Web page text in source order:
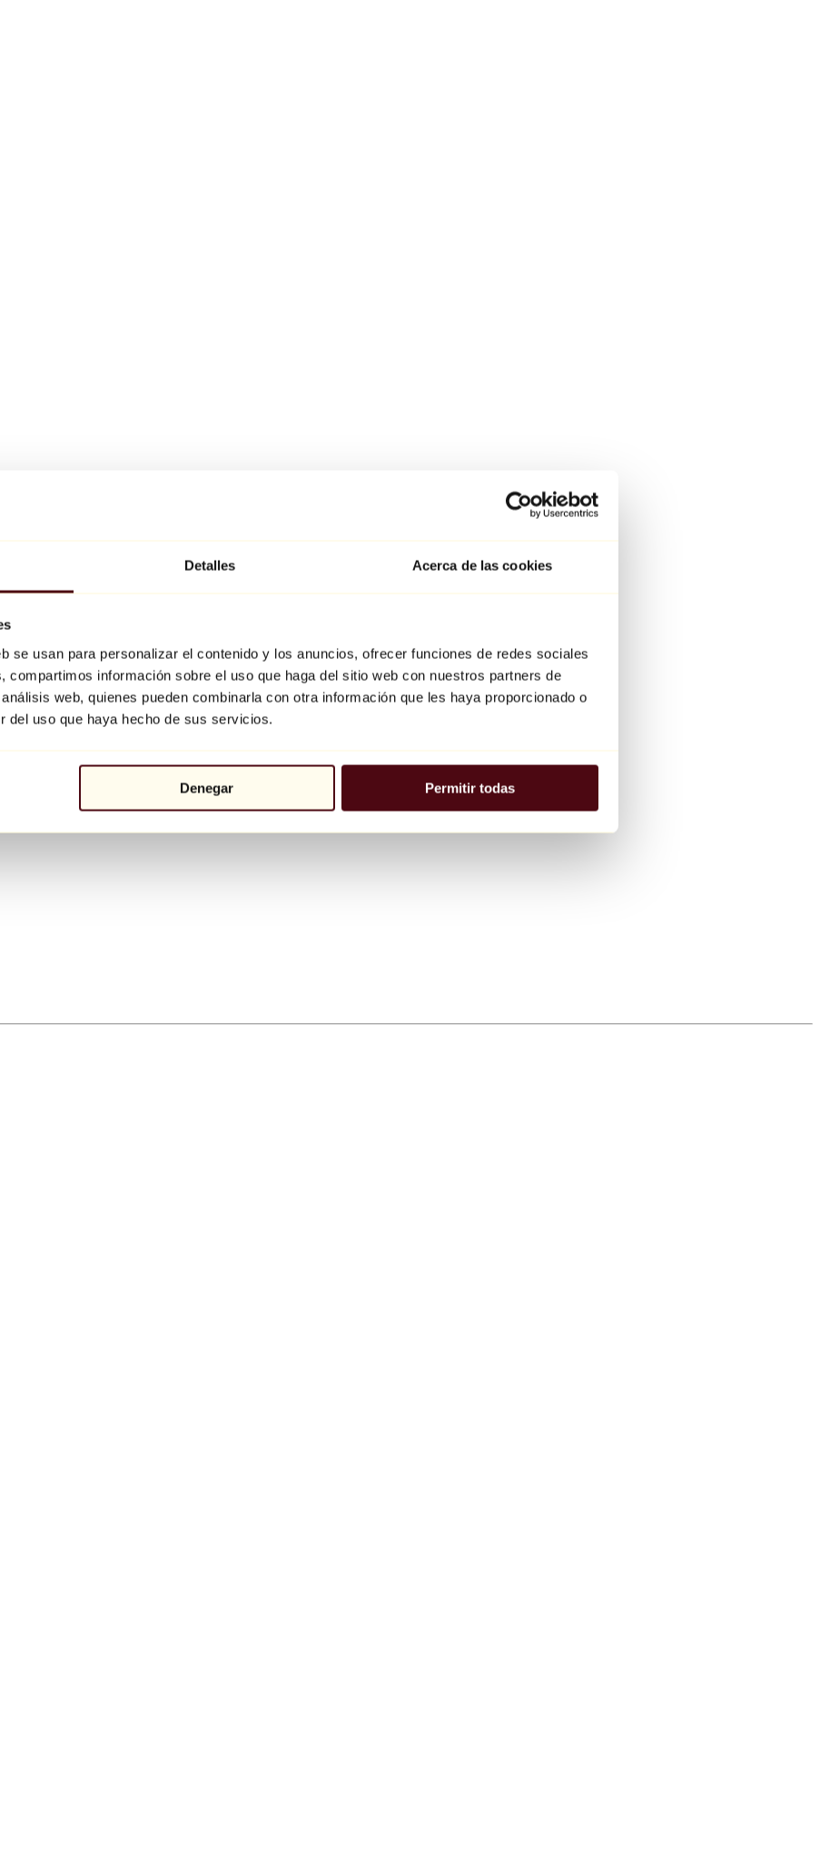
Detalles Acerca de las cookies
se usan para personalizar el contenido y los anuncios, ofrecer funciones de redes sociales
compartimos información sobre el uso que haga del sitio web con nuestros partners de
web, quienes pueden combinarla con otra información que les haya proporcionado o
del uso que haya hecho de sus servicios.
Denegar Permitir todas